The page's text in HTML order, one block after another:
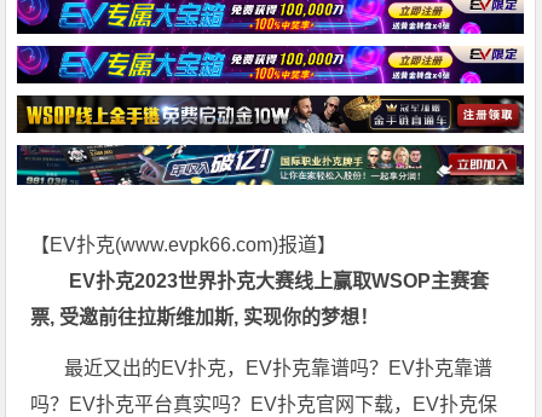
【EV扑克(www.evpk66.com)报道】
EV扑克2023世界扑克大赛线上赢取WSOP主赛套
票, 受邀前往拉斯维加斯, 实现你的梦想！
最近又出的EV扑克，EV扑克靠谱吗？EV扑克靠谱
吗？EV扑克平台真实吗？EV扑克官网下载，EV扑克保